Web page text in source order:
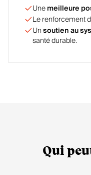
Unemeilleure
Le renforcement
Unsoutien au
santé durable.
Qui